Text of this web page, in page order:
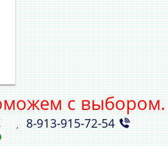
с выбором.
,8‑913‑915‑72‑54